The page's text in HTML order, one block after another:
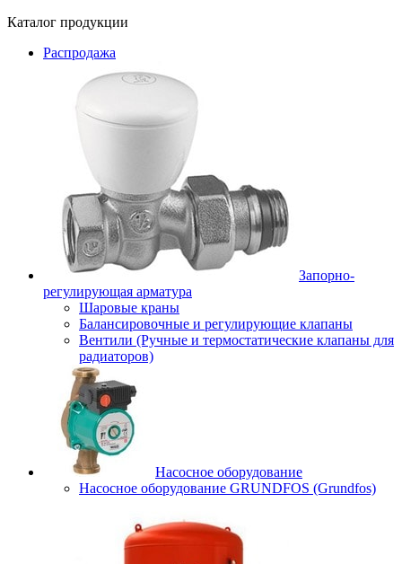
Каталог продукции
Распродажа
Запорно-
регулирующая арматура
Шаровые краны
Балансировочные и регулирующие клапаны
Вентили (Ручные и термостатические клапаны для
радиаторов)
Насосное оборудование
Насосное оборудование GRUNDFOS (Grundfos)